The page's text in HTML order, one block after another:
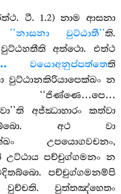
ටී. 1.2) නාම ආසනා
‘‘නාසනා වුට්ඨාතී’’ති.
අත්ථො. එත්ථ
වයොඅනුප්පත්තෙති
න
අජ්ඣාහාරං කත්වා
අථ වා
උපයොගවචනං,
උට්ඨාය පච්චුග්ගමනං න
පච්චුග්ගමනම්පි
වුත්තඤ්හෙතං